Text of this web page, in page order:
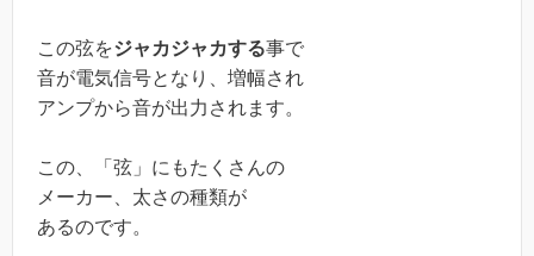
この弦をジャカジャカする事で
音が電気信号となり、増幅され
アンプから音が出力されます。
この、「弦」にもたくさんの
メーカー、太さの種類が
あるのです。